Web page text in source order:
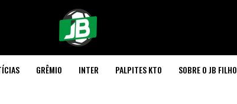
GRÊMIO INTER PALPITES KTO SOBRE O JB FILHO